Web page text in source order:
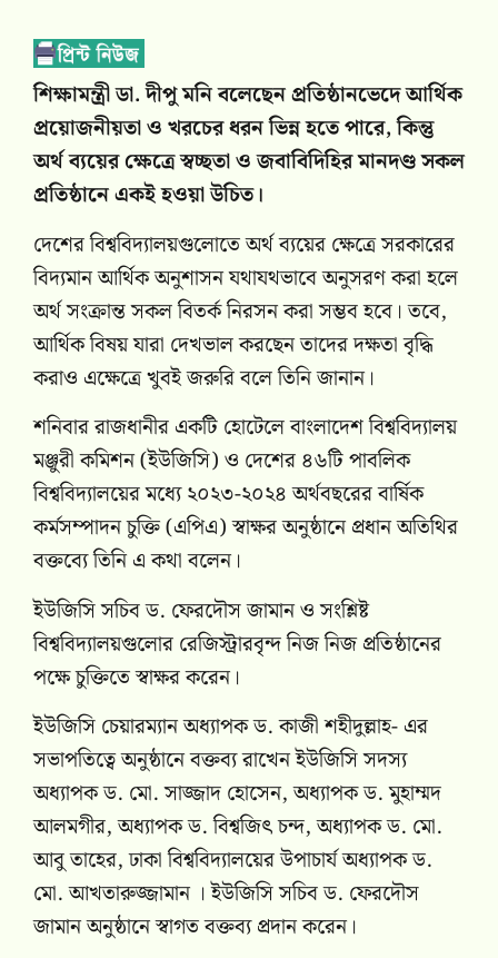
শিক্ষামন্ত্রী ডা. দীপু মনি বলেছেন প্রতিষ্ঠানভেদে আর্থিক
প্রয়োজনীয়তা ও খরচের ধরন ভিন্ন হতে পারে, কিন্তু
অর্থ ব্যয়ের ক্ষেত্রে স্বচ্ছতা ও জবাবিদিহির মানদণ্ড সকল
প্রতিষ্ঠানে একই হওয়া উচিত।
দেশের বিশ্ববিদ্যালয়গুলোতে অর্থ ব্যয়ের ক্ষেত্রে সরকারের
বিদ্যমান আর্থিক অনুশাসন যথাযথভাবে অনুসরণ করা হলে
অর্থ সংক্রান্ত সকল বিতর্ক নিরসন করা সম্ভব হবে।তবে,
আর্থিক বিষয় যারা দেখভাল করছেন তাদের দক্ষতা বৃদ্ধি
করাও এক্ষেত্রে খুবই জরুরি বলে তিনি জানান।
শনিবার রাজধানীর একটি হোটেলে বাংলাদেশ বিশ্ববিদ্যালয়
মঞ্জুরী কমিশন (ইউজিসি) ও দেশের ৪৬টি পাবলিক
বিশ্ববিদ্যালয়ের মধ্যে ২০২৩-২০২৪ অর্থবছরের বার্ষিক
কর্মসম্পাদন চুক্তি (এপিএ) স্বাক্ষর অনুষ্ঠানে প্রধান অতিথির
বক্তব্যে তিনি এ কথা বলেন।
ইউজিসি সচিব ড. ফেরদৌস জামান ও সংশ্লিষ্ট
বিশ্ববিদ্যালয়গুলোর রেজিস্ট্রারবৃন্দ নিজ নিজ প্রতিষ্ঠানের
পক্ষে চুক্তিতে স্বাক্ষর করেন।
ইউজিসি চেয়ারম্যান অধ্যাপক ড. কাজী শহীদুল্লাহ- এর
সভাপতিত্বে অনুষ্ঠানে বক্তব্য রাখেন ইউজিসি সদস্য
অধ্যাপক ড. মো. সাজ্জাদ হোসেন, অধ্যাপক ড. মুহাম্মদ
আলমগীর, অধ্যাপক ড. বিশ্বজিৎ চন্দ, অধ্যাপক ড. মো.
আবু তাহের, ঢাকা বিশ্ববিদ্যালয়ের উপাচার্য অধ্যাপক ড.
মো. আখতারুজ্জামান । ইউজিসি সচিব ড. ফেরদৌস
জামান অনুষ্ঠানে স্বাগত বক্তব্য প্রদান করেন।